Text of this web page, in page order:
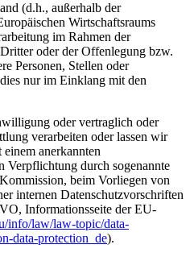
(d.h., außerhalb der
Wirtschaftsraums
im Rahmen der
oder der Offenlegung bzw.
Personen, Stellen oder
nur im Einklang mit den
oder vertraglich oder
verarbeiten oder lassen wir
anerkannten
Verpflichtung durch sogenannte
beim Vorliegen von
internen Datenschutzvorschriften
Informationsseite der EU-
info/law/law-topic/data-
data-protection_de).